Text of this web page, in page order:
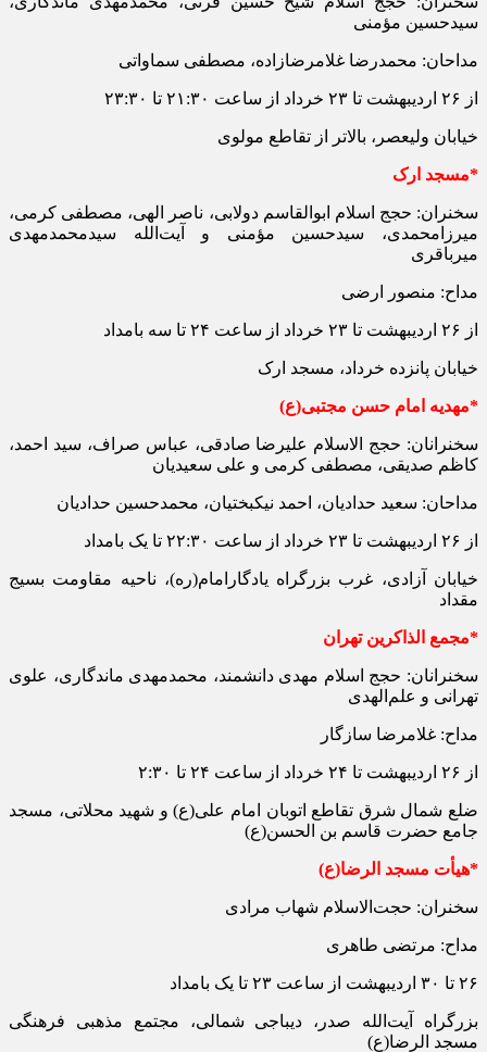
سیدحسین مؤمنی
مداحان: محمدرضا غلامرضا‌زاده، مصطفی سماواتی
از ۲۶ اردیبهشت تا ۲۳ خرداد از ساعت ۲۱:۳۰ تا ۲۳:۳۰
خیابان ولیعصر، بالاتر از تقاطع مولوی
*مسجد ارک
سخنران: حجج اسلام ابوالقاسم دولابی، ناصر الهی، مصطفی کرمی،
میرزامحمدی، سیدحسین مؤمنی و آیت‌الله سیدمحمدمهدی
میرباقری
مداح: منصور ارضی
از ۲۶ اردیبهشت تا ۲۳ خرداد از ساعت ۲۴ تا سه بامداد
خیابان پانزده خرداد، مسجد ارک
*مهدیه امام حسن مجتبی(ع)
سخنرانان: حجج الاسلام علیرضا صادقی، عباس صراف، سید احمد،
کاظم صدیقی، مصطفی کرمی و علی سعیدیان
مداحان: سعید حدادیان، احمد نیکبختیان، محمدحسین حدادیان
از ۲۶ اردیبهشت تا ۲۳ خرداد از ساعت ۲۲:۳۰ تا یک بامداد
خیابان آزادی، غرب بزرگراه یادگارامام(ره)، ناحیه مقاومت بسیج
مقداد
*مجمع الذاکرین تهران
سخنرانان: حجج اسلام مهدی دانشمند، محمدمهدی ماندگاری، علوی
تهرانی و علم‌الهدی
مداح: غلامرضا سازگار
از ۲۶ اردیبهشت تا ۲۴ خرداد از ساعت ۲۴ تا ۲:۳۰
ضلع شمال شرق تقاطع اتوبان امام علی(ع) و شهید محلاتی، مسجد
جامع حضرت قاسم بن الحسن(ع)
*هیأت مسجد الرضا(ع)
سخنران: حجت‌الاسلام شهاب مرادی
مداح: مرتضی طاهری
۲۶ تا ۳۰ اردیبهشت از ساعت ۲۳ تا یک بامداد
بزرگراه آیت‌الله صدر، دیباجی شمالی، مجتمع مذهبی فرهنگی
مسجد الرضا(ع)